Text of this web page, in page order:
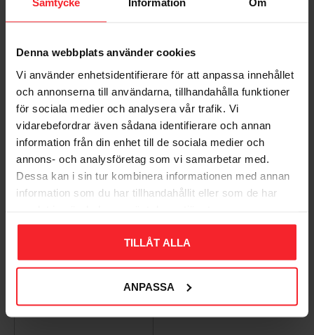
Denna webbplats använder cookies
Vi använder enhetsidentifierare för att anpassa innehållet
och annonserna till användarna, tillhandahålla funktioner
för sociala medier och analysera vår trafik. Vi
vidarebefordrar även sådana identifierare och annan
information från din enhet till de sociala medier och
annons- och analysföretag som vi samarbetar med.
Dessa kan i sin tur kombinera informationen med annan
information som du har tillhandahållit eller som de har
TILLÅT ALLA
ANPASSA
Populära produkter